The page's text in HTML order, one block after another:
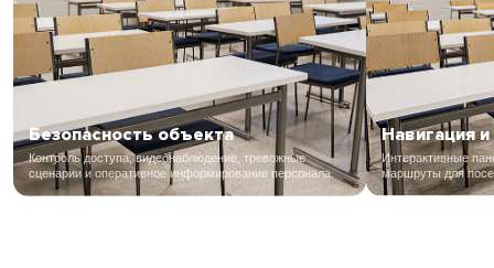
Безопасность объекта
Контроль доступа, видеонаблюдение, тревожные
сценарии и оперативное информирование персонала.
Навигация
Интерактивные
маршруты для